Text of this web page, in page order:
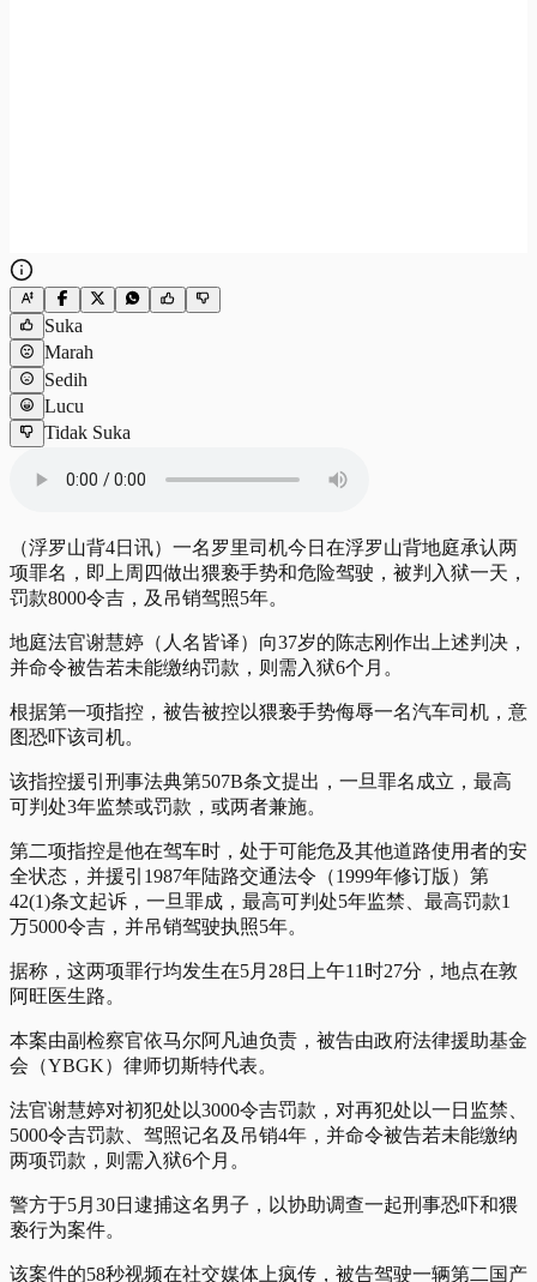
Suka
Marah
Sedih
Lucu
Tidak Suka
（浮罗山背4日讯）一名罗里司机今日在浮罗山背地庭承认两
项罪名，即上周四做出猥亵手势和危险驾驶，被判入狱一天，
罚款8000令吉，及吊销驾照5年。
地庭法官谢慧婷（人名皆译）向37岁的陈志刚作出上述判决，
并命令被告若未能缴纳罚款，则需入狱6个月。
根据第一项指控，被告被控以猥亵手势侮辱一名汽车司机，意
图恐吓该司机。
该指控援引刑事法典第507B条文提出，一旦罪名成立，最高
可判处3年监禁或罚款，或两者兼施。
第二项指控是他在驾车时，处于可能危及其他道路使用者的安
全状态，并援引1987年陆路交通法令（1999年修订版）第
42(1)条文起诉，一旦罪成，最高可判处5年监禁、最高罚款1
万5000令吉，并吊销驾驶执照5年。
据称，这两项罪行均发生在5月28日上午11时27分，地点在敦
阿旺医生路。
本案由副检察官依马尔阿凡迪负责，被告由政府法律援助基金
会（YBGK）律师切斯特代表。
法官谢慧婷对初犯处以3000令吉罚款，对再犯处以一日监禁、
5000令吉罚款、驾照记名及吊销4年，并命令被告若未能缴纳
两项罚款，则需入狱6个月。
警方于5月30日逮捕这名男子，以协助调查一起刑事恐吓和猥
亵行为案件。
该案件的58秒视频在社交媒体上疯传，被告驾驶一辆第二国产